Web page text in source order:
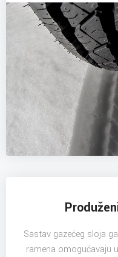
Sastav gazećeg sloja
ramena omogućavaju